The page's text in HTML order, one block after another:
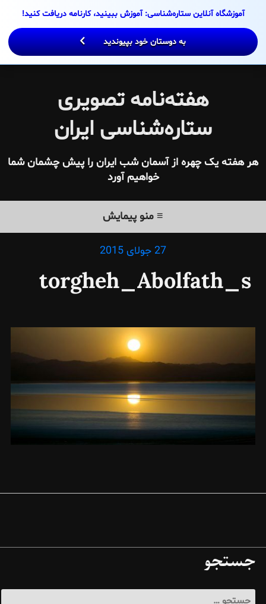
content
آموزشگاه آنلاین ستاره‌شناسی: آموزش ببینید، کارنامه دریافت کنید!
به دوستان خود بپیوندید
هفته‌نامه تصویری
ستاره‌شناسی ایران
هر هفته یک چهره از آسمان شب ایران را پیش چشمان شما
خواهیم آورد
≡ منو پیمایش
Posted
27 جولای 2015
torgheh_Abolfath_s
جستجو
جستجو